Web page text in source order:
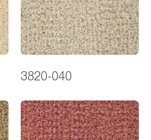
3820-040